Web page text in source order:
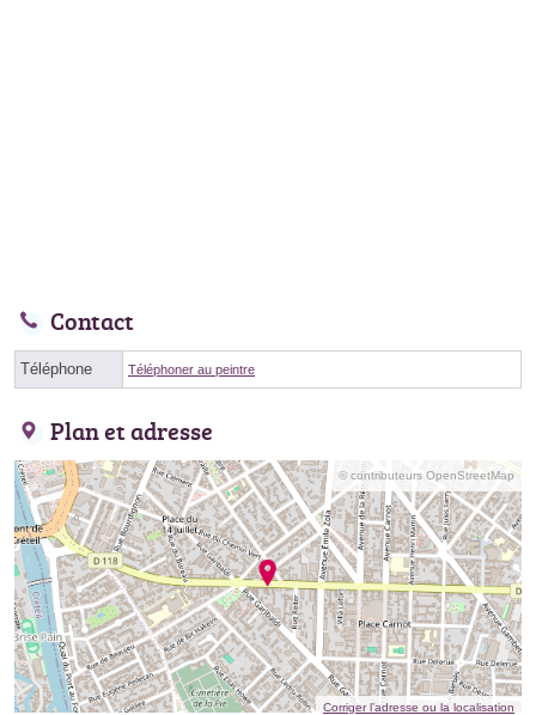
Contact
Téléphone Téléphoner au peintre
Plan et adresse
© contributeurs OpenStreetMap
Corriger l’adresse ou la localisation